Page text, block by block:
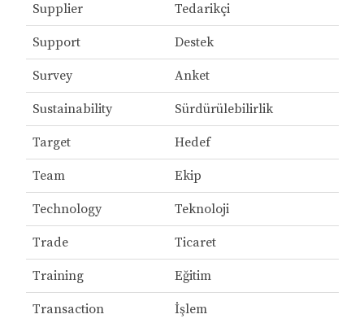
Supplier Tedarikçi
Support Destek
Survey Anket
Sustainability Sürdürülebilirlik
Target Hedef
Team Ekip
Technology Teknoloji
Trade Ticaret
Training Eğitim
Transaction İşlem